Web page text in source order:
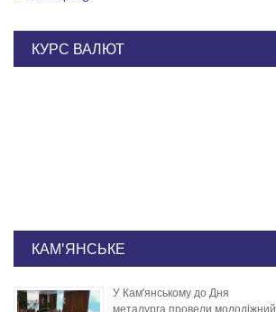
КУРС ВАЛЮТ
КАМ'ЯНСЬКЕ
У Кам’янському до Дня
металурга провели молодіжний